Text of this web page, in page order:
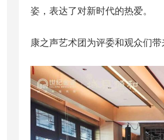
姿，表达了对新时代的热爱。
康之声艺术团为评委和观众们带